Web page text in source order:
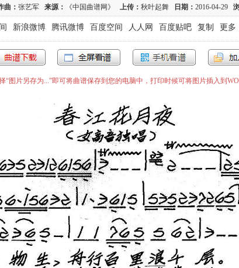
曲： 张艺军 来源： 《中国曲谱网》 上传： 秋叶起舞 日期： 2016-04-29
新浪微博 腾讯微博 百度空间 人人网 百度贴吧 复制 更多
“图片另存为...”即可将曲谱保存到您的电脑中，打印时候可将图片插入到